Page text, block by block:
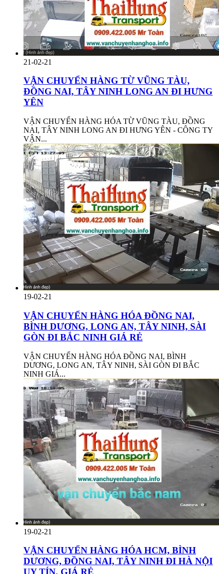
21-02-21
VẬN CHUYỂN HÀNG TỪ VŨNG TÀU,
ĐỒNG NAI, TÂY NINH LONG AN ĐI HƯNG
YÊN
VẬN CHUYỂN HÀNG HÓA TỪ VŨNG TÀU, ĐỒNG
NAI, TÂY NINH LONG AN ĐI HƯNG YÊN - CÔNG TY
VẬN...
19-02-21
VẬN CHUYỂN HÀNG HÓA ĐỒNG NAI,
BÌNH DƯƠNG, LONG AN, TÂY NINH, SÀI
GÒN ĐI BẮC NINH GIÁ RẺ
VẬN CHUYỂN HÀNG HÓA ĐỒNG NAI, BÌNH
DƯƠNG, LONG AN, TÂY NINH, SÀI GÒN ĐI BẮC
NINH GIÁ...
19-02-21
VẬN CHUYỂN HÀNG HÓA HCM, BÌNH
DƯƠNG, ĐỒNG NAI, TÂY NINH ĐI HÀ NỘI
UY TÍN, GIÁ RẺ